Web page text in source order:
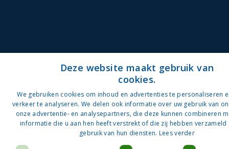
Deze website maakt gebruik van
cookies.
We gebruiken cookies om inhoud en advertenties te personaliseren
verkeer te analyseren. We delen ook informatie over uw gebruik van
onze advertentie- en analysepartners, die deze kunnen combineren
informatie die u aan hen heeft verstrekt of die zij hebben
gebruik van hun diensten. Lees verder